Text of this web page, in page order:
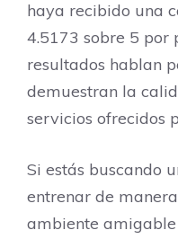
haya recibido una
4.5173 sobre 5 por
resultados hablan
demuestran la
servicios ofrecidos
Si estás buscando
entrenar de
ambiente